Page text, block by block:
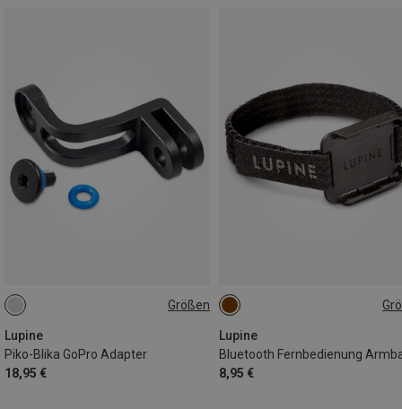
Größen
Lupine
Piko-Blika GoPro Adapter
18,95 €
ONE SIZE
Lupine
8,95 €
ONE SIZE